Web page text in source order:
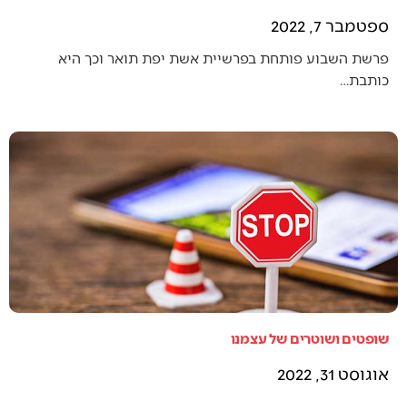
ספטמבר 7, 2022
פרשת השבוע פותחת בפרשיית אשת יפת תואר וכך היא
כותבת…
שופטים ושוטרים של עצמנו
אוגוסט 31, 2022